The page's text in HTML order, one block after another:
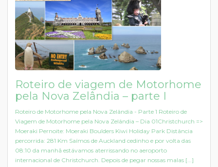
Roteiro de viagem de Motorhome
pela Nova Zelândia – parte I
Roteiro de Motorhome pela Nova Zelândia - Parte 1 Roteiro de
Viagem de Motorhome pela Nova Zelândia – Dia 01Christchurch =>
Moeraki Pernoite: Moeraki Boulders Kiwi Holiday Park Distância
percorrida: 281 Km Saímos de Auckland cedinho e por volta das
08:10 da manhã estávamos aterrissando no aeroporto
internacional de Christchurch. Depois de pegar nossas malas [...]